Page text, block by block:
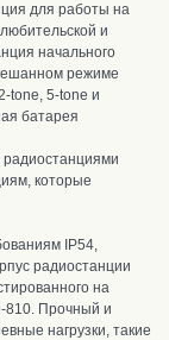
для работы на
и
начального
режиме
tone, 5-tone и
батарея
которые
IP54,
радиостанции
на
810. Прочный и
нагрузки, такие